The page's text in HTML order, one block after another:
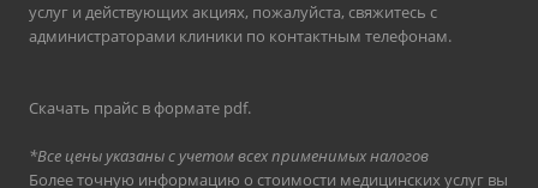
услуг и действующих акциях, пожалуйста, свяжитесь с
администраторами клиники по контактным телефонам.
Скачать прайс в формате pdf.
*Все цены указаны с учетом всех применимых налогов
Более точную информацию о стоимости медицинских услуг вы